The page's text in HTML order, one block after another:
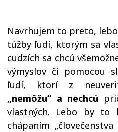
Navrhujem to preto,
túžby ľudí, ktorým sa
cudzích sa chcú
výmyslov či pomocou
ľudí, ktorí z
„nemôžu“ a nechcú
vlastných. Lebo by
chápaním